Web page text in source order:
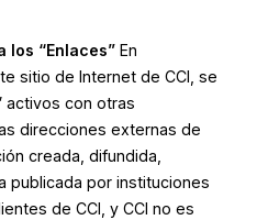
los “Enlaces”En
sitio de Internet de CCI, se
activos con otras
direcciones externas de
creada, difundida,
publicada por instituciones
de CCI, y CCI no es